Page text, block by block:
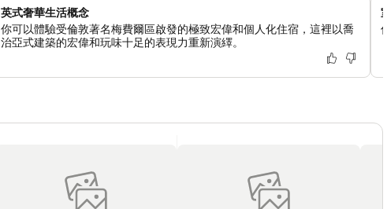
英式奢華生活概念
你可以體驗受倫敦著名梅費爾區啟發的極致宏偉和個人化住宿，這裡以喬
治亞式建築的宏偉和玩味十足的表現力重新演繹。